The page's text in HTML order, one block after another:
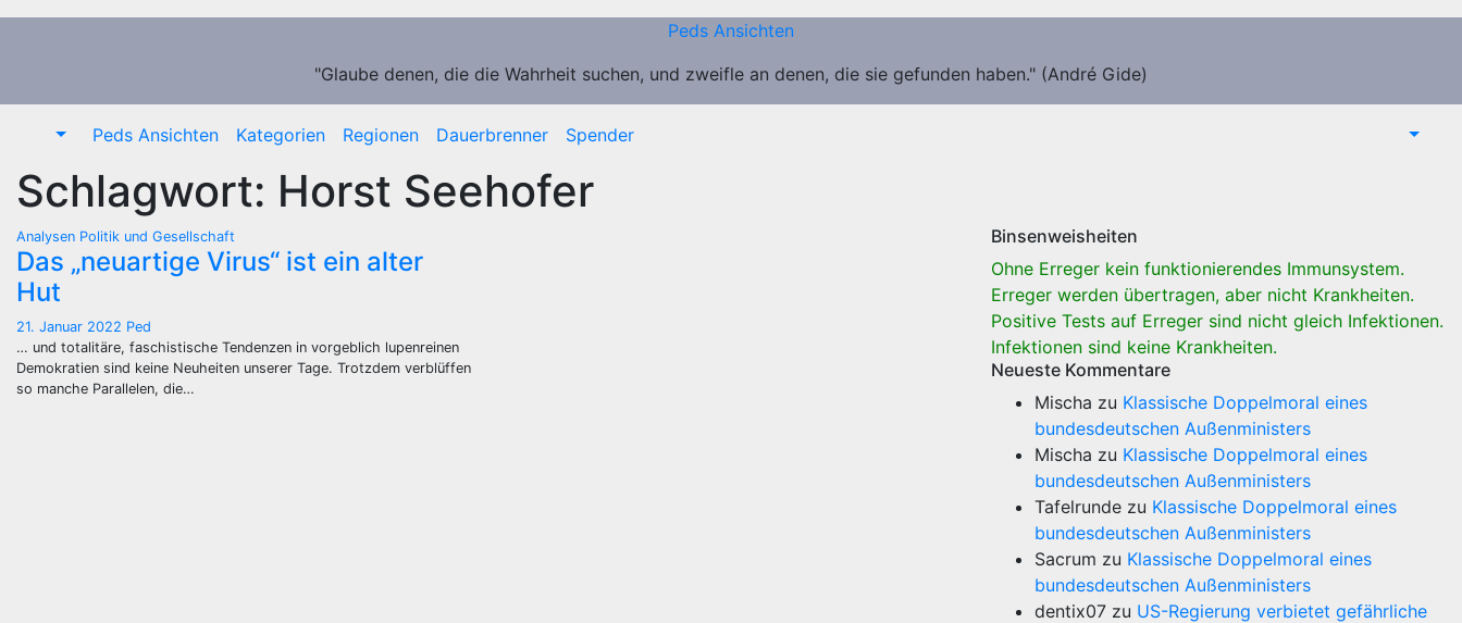
Zum
Peds Ansichten
"Glaube denen, die die Wahrheit suchen, und zweifle an denen, die sie gefunden haben." (André Gide)
Peds Ansichten Kategorien Regionen Dauerbrenner Spender
Schlagwort: Horst Seehofer
Analysen Politik und Gesellschaft
Das „neuartige Virus“ ist ein alter
Hut
21. Januar 2022 Ped
… und totalitäre, faschistische Tendenzen in vorgeblich lupenreinen
Demokratien sind keine Neuheiten unserer Tage. Trotzdem verblüffen
so manche Parallelen, die…
Binsenweisheiten
Ohne Erreger kein funktionierendes Immunsystem.
Erreger werden übertragen, aber nicht Krankheiten.
Positive Tests auf Erreger sind nicht gleich Infektionen.
Infektionen sind keine Krankheiten.
Neueste Kommentare
Mischa zu Klassische Doppelmoral eines
bundesdeutschen Außenministers
Mischa zu Klassische Doppelmoral eines
bundesdeutschen Außenministers
Tafelrunde zu Klassische Doppelmoral eines
bundesdeutschen Außenministers
Sacrum zu Klassische Doppelmoral eines
bundesdeutschen Außenministers
dentix07 zu US-Regierung verbietet gefährliche